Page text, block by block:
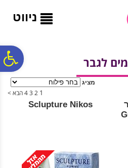
ניווט
לגבר
מציג
1
2
3
4הבא >
Sclupture Nikos